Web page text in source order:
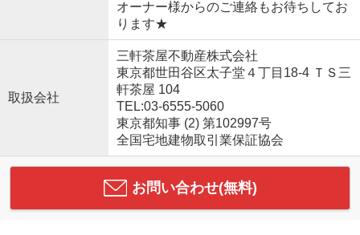
オーナー様からのご連絡もお待ちしてお
ります★
取扱会社
三軒茶屋不動産株式会社
東京都世田谷区太子堂４丁目18-4 ＴＳ三
軒茶屋 104
TEL:03-6555-5060
東京都知事 (2) 第102997号
全国宅地建物取引業保証協会
お問い合わせ(無料)